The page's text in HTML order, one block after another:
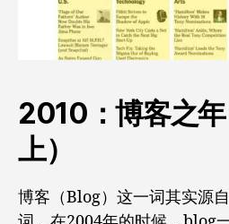
2010：博客之
上）
博客（Blog）这一词其实源